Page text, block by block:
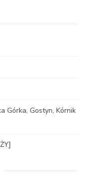
Górka, Gostyn, Kórnik